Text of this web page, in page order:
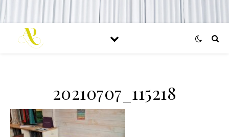
20210707_115218